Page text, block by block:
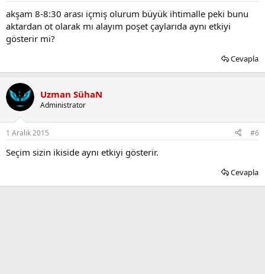
akşam 8-8:30 arası içmiş olurum büyük ihtimalle peki bunu
aktardan ot olarak mı alayım poşet çaylarıda aynı etkiyi
gösterir mi?
Cevapla
Uzman SühaN
Administrator
1 Aralık 2015 #6
Seçim sizin ikiside aynı etkiyi gösterir.
Cevapla